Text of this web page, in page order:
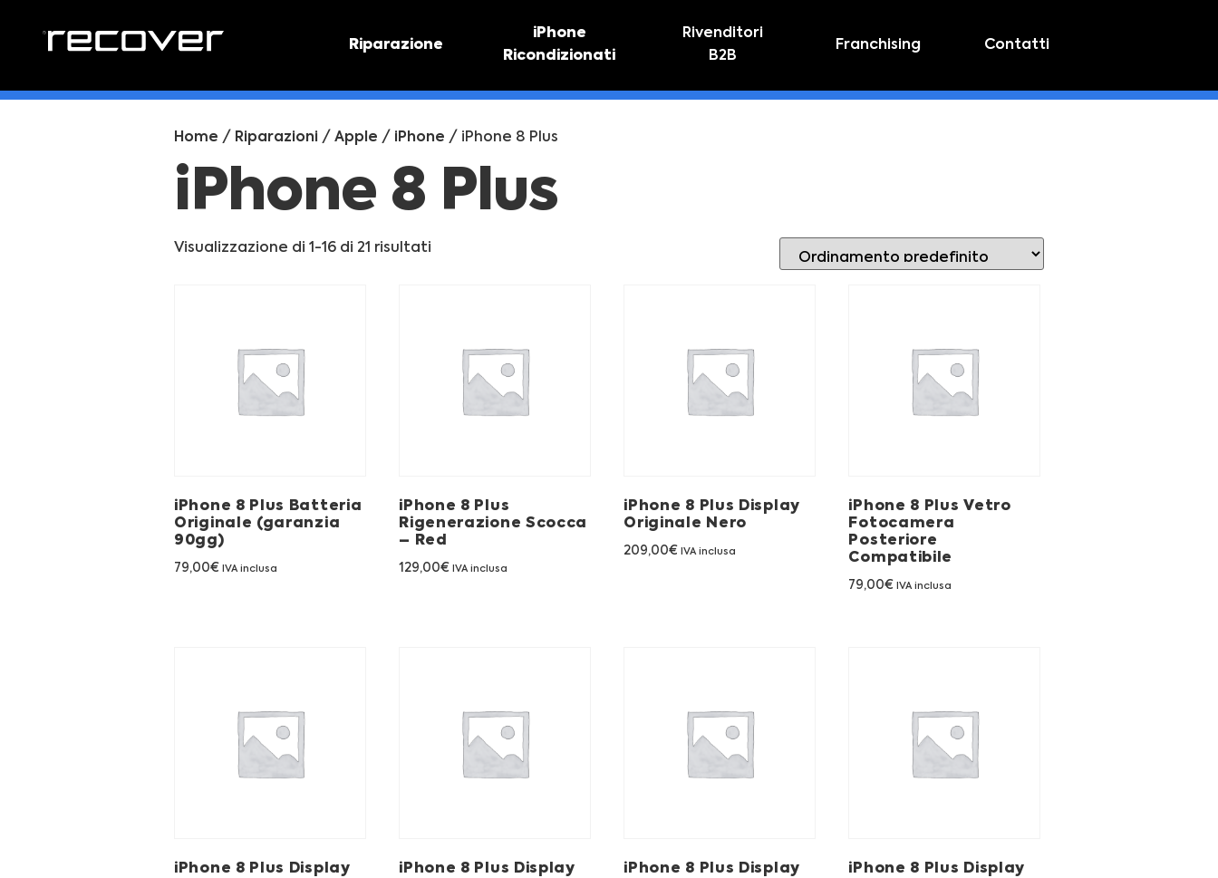
Riparazione
iPhone
Ricondizionati
Rivenditori
B2B
Franchising Contatti
PREVENTIVO
Preventivo online
RIPARAZIONE IPHONE
Riparazione schermo
Home / Riparazioni / Apple / iPhone / iPhone 8 Plus
iPhone 8 Plus
Visualizzazione di 1-16 di 21 risultati
iPhone 8 Plus Batteria
Originale (garanzia
90gg)
79,00€ IVA inclusa
iPhone 8 Plus
Rigenerazione Scocca
– Red
129,00€ IVA inclusa
iPhone 8 Plus Display
Originale Nero
209,00€ IVA inclusa
iPhone 8 Plus Vetro
Fotocamera
Posteriore
Compatibile
79,00€ IVA inclusa
iPhone 8 Plus Display
iPhone 8 Plus Display
iPhone 8 Plus Display
iPhone 8 Plus Display